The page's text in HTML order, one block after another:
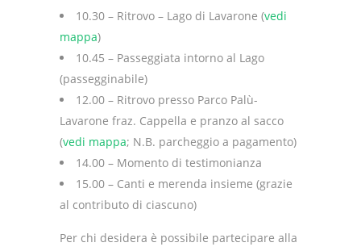
10.30 – Ritrovo – Lago di Lavarone (vedi
mappa)
10.45 – Passeggiata intorno al Lago
(passegginabile)
12.00 – Ritrovo presso Parco Palù-
Lavarone fraz. Cappella e pranzo al sacco
(vedi mappa; N.B. parcheggio a pagamento)
14.00 – Momento di testimonianza
15.00 – Canti e merenda insieme (grazie
al contributo di ciascuno)
Per chi desidera è possibile partecipare alla